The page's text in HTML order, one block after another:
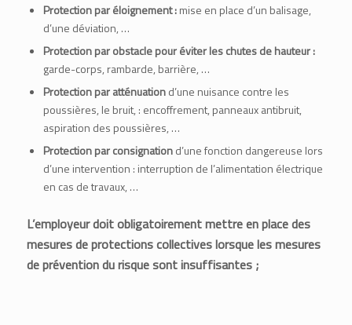
Protection par éloignement :mise en place d’un balisage,
d’une déviation, …
Protection par obstacle pour éviter les chutes de hauteur :
garde-corps, rambarde, barrière, …
Protection par atténuationd’une nuisance contre les
poussières, le bruit, : encoffrement, panneaux antibruit,
aspiration des poussières, …
Protection par consignationd’une fonction dangereuse lors
d’une intervention : interruption de l’alimentation électrique
en cas de travaux, …
L’employeur doit obligatoirement mettre en place des
mesures de protections collectives lorsque les mesures
de prévention du risque sont insuffisantes ;